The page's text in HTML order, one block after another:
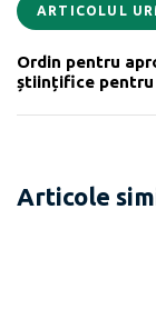
ARTICOLUL
Ordin pentru
științifice pentru
Articole